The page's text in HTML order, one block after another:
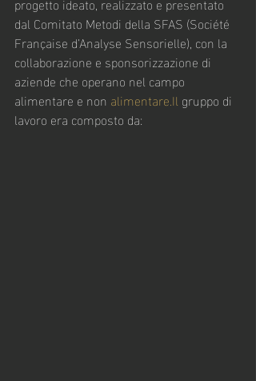
dal Comitato Metodi della SFAS (Société
Française d’Analyse Sensorielle), con la
collaborazione e sponsorizzazione di
aziende che operano nel campo
alimentare e non alimentare.Il gruppo di
lavoro era composto da: